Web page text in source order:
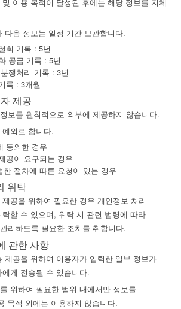
보기(pdf)
다음 정보는 일정 기간 보관합니다.
회 기록 : 5년
공급 기록 : 5년
쟁처리 기록 : 3년
록 : 3개월
제공
보를 원칙적으로 외부에 제공하지 않습니다.
외로 합니다.
동의한 경우
공이 요구되는 경우
한 절차에 따른 요청이 있는 경우
위탁
공을 위하여 필요한 경우 개인정보 처리
할 수 있으며, 위탁 시 관련 법령에 따라
리하도록 필요한 조치를 취합니다.
관한 사항
제공을 위하여 이용자가 입력한 일부 정보가
게 전송될 수 있습니다.
위하여 필요한 범위 내에서만 정보를
목적 외에는 이용하지 않습니다.